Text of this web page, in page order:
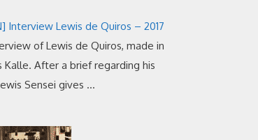
Interview Lewis de Quiros – 2017
of Lewis de Quiros, made in
Kalle. After a brief regarding his
Sensei gives …